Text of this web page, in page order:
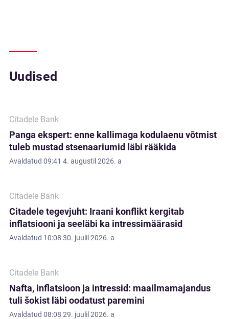
Uudised
Citadele Bank
Panga ekspert: enne kallimaga kodulaenu võtmist
tuleb mustad stsenaariumid läbi rääkida
Avaldatud 09:41 4. augustil 2026. a
Citadele Bank
Citadele tegevjuht: Iraani konflikt kergitab
inflatsiooni ja seeläbi ka intressimäärasid
Avaldatud 10:08 30. juulil 2026. a
Citadele Bank
Nafta, inflatsioon ja intressid: maailmamajandus
tuli šokist läbi oodatust paremini
Avaldatud 08:08 29. juulil 2026. a